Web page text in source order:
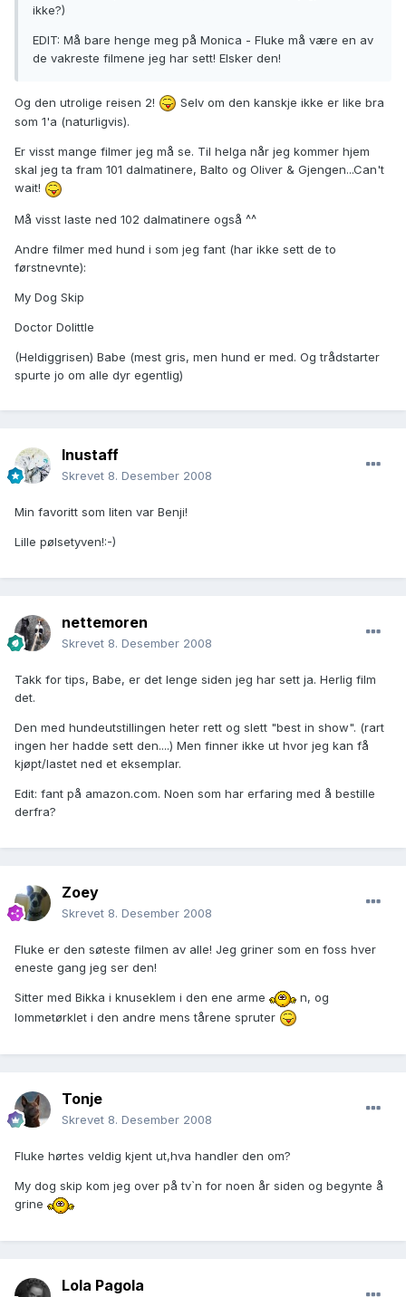
ikke?)
EDIT: Må bare henge meg på Monica - Fluke må være en av
de vakreste filmene jeg har sett! Elsker den!
Og den utrolige reisen 2!
Selv om den kanskje ikke er like bra
som 1'a (naturligvis).
Er visst mange filmer jeg må se. Til helga når jeg kommer hjem
skal jeg ta fram 101 dalmatinere, Balto og Oliver & Gjengen...Can't
wait!
Må visst laste ned 102 dalmatinere også ^^
Andre filmer med hund i som jeg fant (har ikke sett de to
førstnevnte):
My Dog Skip
Doctor Dolittle
(Heldiggrisen) Babe (mest gris, men hund er med. Og trådstarter
spurte jo om alle dyr egentlig)
Inustaff
Skrevet 8. Desember 2008
Min favoritt som liten var Benji!
Lille pølsetyven!:-)
nettemoren
Skrevet 8. Desember 2008
Takk for tips, Babe, er det lenge siden jeg har sett ja. Herlig film
det.
Den med hundeutstillingen heter rett og slett "best in show". (rart
ingen her hadde sett den....) Men finner ikke ut hvor jeg kan få
kjøpt/lastet ned et eksemplar.
Edit: fant på amazon.com. Noen som har erfaring med å bestille
derfra?
Zoey
Skrevet 8. Desember 2008
Fluke er den søteste filmen av alle! Jeg griner som en foss hver
eneste gang jeg ser den!
Sitter med Bikka i knuseklem i den ene arme
n, og
lommetørklet i den andre mens tårene spruter
Tonje
Skrevet 8. Desember 2008
Fluke hørtes veldig kjent ut,hva handler den om?
My dog skip kom jeg over på tv`n for noen år siden og begynte å
grine
Lola Pagola